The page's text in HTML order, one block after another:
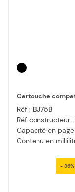
Cartouche
Réf : BJ75B
Réf constructeur :
Capacité en
Contenu en
-